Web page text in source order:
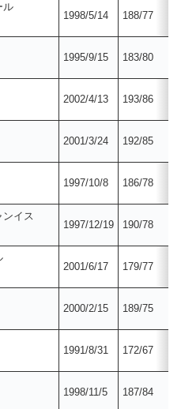
ル
1998/5/14 188/77
1995/9/15 183/80
2002/4/13 193/86
2001/3/24 192/85
1997/10/8 186/78
ンイス
1997/12/19 190/78
2001/6/17 179/77
2000/2/15 189/75
1991/8/31 172/67
1998/11/5 187/84